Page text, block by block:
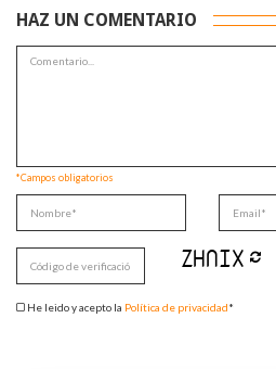
HAZ UN COMENTARIO
*Campos obligatorios
He leido y acepto la Política de privacidad*